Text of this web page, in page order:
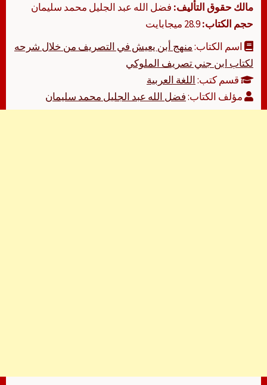
مالك حقوق التأليف: فضل الله عبد الجليل محمد سليمان
حجم الكتاب:28.9 ميجابايت
اسم الكتاب:منهج أبن يعيش في التصريف من خلال شرحه
لكتاب ابن جني تصريف الملوكي
قسم كتب:اللغة العربية
مؤلف الكتاب:فضل الله عبد الجليل محمد سليمان